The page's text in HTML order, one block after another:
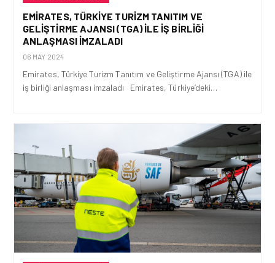
EMIRATES, TÜRKIYE TURIZM TANITIM VE
GELIŞTIRME AJANSI (TGA) ILE IŞ BIRLIĞI
ANLAŞMASI IMZALADI
06 MAY 2024
Emirates, Türkiye Turizm Tanıtım ve Geliştirme Ajansı (TGA) ile
iş birliği anlaşması imzaladı Emirates, Türkiye’deki…